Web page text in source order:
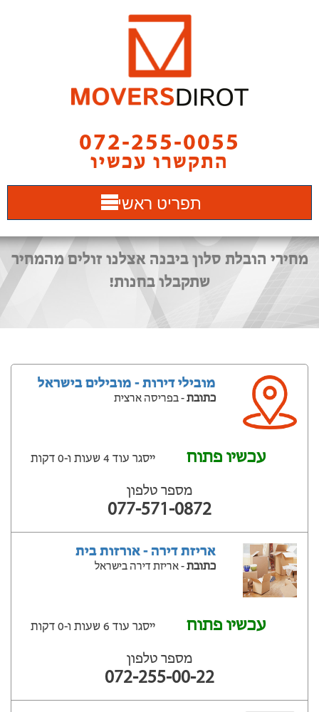
072-255-0055
התקשרו עכשיו
תפריט ראשי
מחירי הובלת סלון ביבנה אצלנו זולים מהמחיר
שתקבלו בחנות!
מובילי דירות - מובילים בישראל
כתובת- בפריסה ארצית
עכשיו פתוח ייסגר עוד 4 שעות ‫ו-0 דקות
מספר טלפון
077-571-0872
אריזת דירה - אורזות בית
כתובת- אריזת דירה בישראל
עכשיו פתוח ייסגר עוד 6 שעות ‫ו-0 דקות
מספר טלפון
072-255-00-22